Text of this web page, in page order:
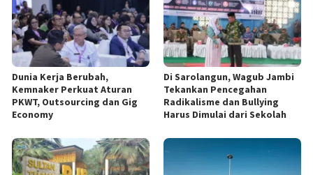
Dunia Kerja Berubah,
Kemnaker Perkuat Aturan
PKWT, Outsourcing dan Gig
Economy
Di Sarolangun, Wagub Jambi
Tekankan Pencegahan
Radikalisme dan Bullying
Harus Dimulai dari Sekolah